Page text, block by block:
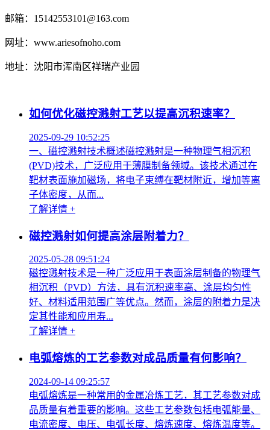
邮箱：15142553101@163.com
网址：www.ariesofnoho.com
地址：沈阳市浑南区祥瑞产业园
如何优化磁控溅射工艺以提高沉积速率？
2025-09-29 10:52:25
一、磁控溅射技术概述磁控溅射是一种物理气相沉积
(PVD)技术，广泛应用于薄膜制备领域。该技术通过在
靶材表面施加磁场，将电子束缚在靶材附近，增加等离
子体密度，从而...
了解详情 +
磁控溅射如何提高涂层附着力？
2025-05-28 09:51:24
磁控溅射技术是一种广泛应用于表面涂层制备的物理气
相沉积（PVD）方法，具有沉积速率高、涂层均匀性
好、材料适用范围广等优点。然而，涂层的附着力是决
定其性能和应用寿...
了解详情 +
电弧熔炼的工艺参数对成品质量有何影响？
2024-09-14 09:25:57
电弧熔炼是一种常用的金属冶炼工艺，其工艺参数对成
品质量有着重要的影响。这些工艺参数包括电弧能量、
电流密度、电压、电弧长度、熔炼速度、熔炼温度等。